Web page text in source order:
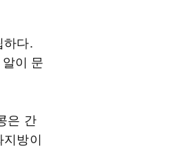
하다.
이 문
은 간
방이